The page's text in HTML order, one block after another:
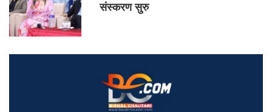
संस्करण सुरु